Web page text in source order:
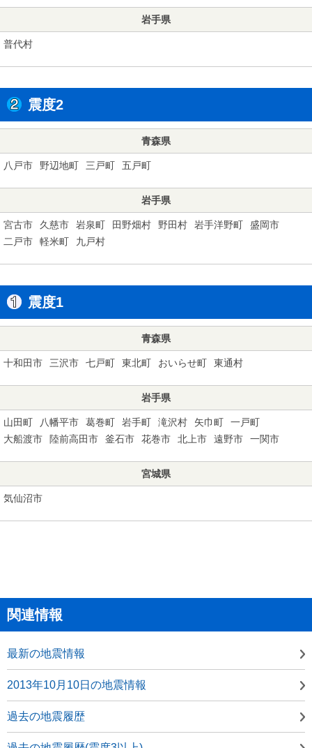
岩手県
普代村
震度2
青森県
八戸市 野辺地町 三戸町 五戸町
岩手県
宮古市 久慈市 岩泉町 田野畑村 野田村 岩手洋野町
盛岡市
二戸市
軽米町 九戸村
震度1
青森県
十和田市 三沢市 七戸町 東北町 おいらせ町 東通村
岩手県
山田町 八幡平市 葛巻町 岩手町 滝沢村 矢巾町
一戸町
大船渡市
陸前高田市 釜石市 花巻市 北上市 遠野市 一関市
宮城県
気仙沼市
関連情報
最新の地震情報
2013年10月10日の地震情報
過去の地震履歴